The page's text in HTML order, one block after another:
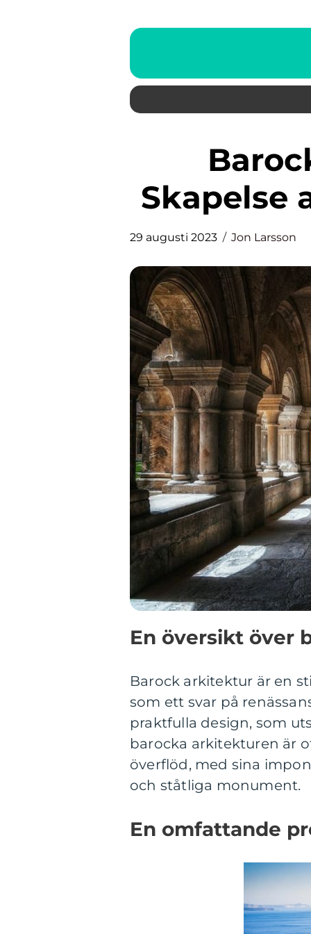
Barock arkitektur: En
Skapelse
29 augusti 2023 Jon Larsson
En översikt över
Barock arkitektur är en
som ett svar på
praktfulla design, som
barocka arkitekturen är
överflöd, med sina
och ståtliga monument.
En omfattande